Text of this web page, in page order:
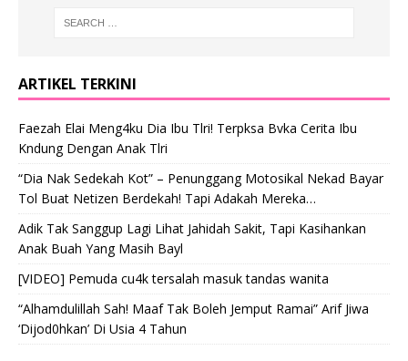
ARTIKEL TERKINI
Faezah Elai Meng4ku Dia Ibu Tlri! Terpksa Bvka Cerita Ibu
Kndung Dengan Anak Tlri
“Dia Nak Sedekah Kot” – Penunggang Motosikal Nekad Bayar
Tol Buat Netizen Berdekah! Tapi Adakah Mereka…
Adik Tak Sanggup Lagi Lihat Jahidah Sakit, Tapi Kasihankan
Anak Buah Yang Masih Bayl
[VIDEO] Pemuda cu4k tersalah masuk tandas wanita
“Alhamdulillah Sah! Maaf Tak Boleh Jemput Ramai” Arif Jiwa
‘Dijod0hkan’ Di Usia 4 Tahun